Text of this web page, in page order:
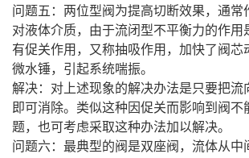
问题五：两位型阀为提高切断效果，通常
对液体介质，由于流闭型不平衡力的作用
有促关作用，又称抽吸作用，加快了阀芯
微水锤，引起系统喘振。
解决：对上述现象的解决办法是只要把流
即可消除。类似这种因促关而影响到阀不
题，也可考虑采取这种办法加以解决。
问题六：最典型的阀是双座阀，流体从中